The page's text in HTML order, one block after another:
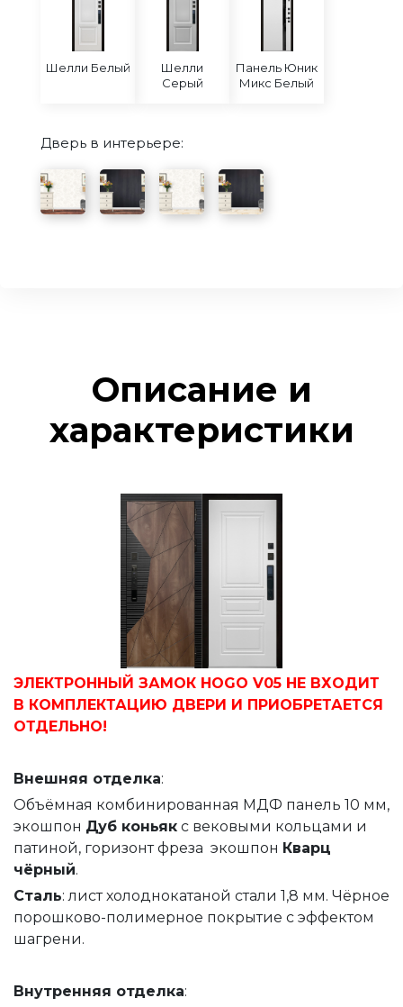
Шелли Белый
Шелли
Серый
Панель Юник
Микс Белый
Дверь в интерьере:
Описание и
характеристики
ЭЛЕКТРОННЫЙ ЗАМОК HOGO V05 НЕ ВХОДИТ
В КОМПЛЕКТАЦИЮ ДВЕРИ И ПРИОБРЕТАЕТСЯ
ОТДЕЛЬНО!
Внешняя отделка:
Объёмная комбинированная МДФ панель 10 мм,
экошпон Дуб коньяк с вековыми кольцами и
патиной, горизонт фреза экошпон Кварц
чёрный.
Сталь: лист холоднокатаной стали 1,8 мм. Чёрное
порошково-полимерное покрытие с эффектом
шагрени.
Внутренняя отделка: